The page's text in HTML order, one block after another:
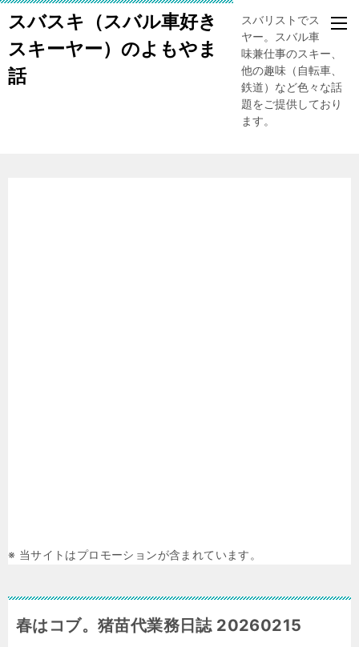
スバスキ（スバル車好き
スキーヤー）のよもやま
話
スバリストでスキー
ヤー。スバル車、趣
味兼仕事のスキー、
他の趣味（自転車、
鉄道）など色々な話
題をご提供しており
ます。
※ 当サイトはプロモーションが含まれています。
春はコブ。猪苗代業務日誌 20260215